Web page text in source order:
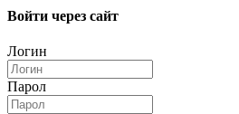
Войти через сайт
Логин
Парол